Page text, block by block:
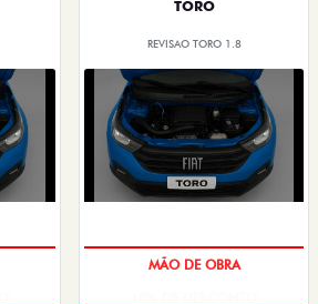
TORO
REVISAO TORO 1.8
MÃO DE OBRA